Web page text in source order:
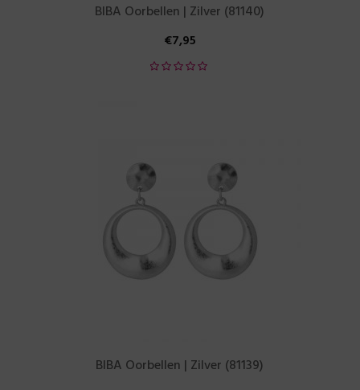
BIBA Oorbellen | Zilver (81140)
€7,95
BIBA Oorbellen | Zilver (81139)